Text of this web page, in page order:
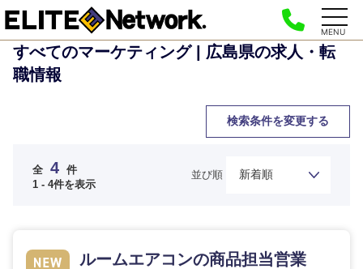
MENU
すべてのマーケティング | 広島県の求人・転
職情報
検索条件を変更する
全 4 件
1 - 4件を表示
並び順
ルームエアコンの商品担当営業